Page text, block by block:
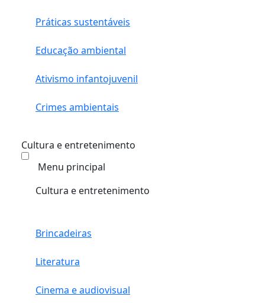
Práticas sustentáveis
Educação ambiental
Ativismo infantojuvenil
Crimes ambientais
Cultura e entretenimento
Menu principal
Cultura e entretenimento
Brincadeiras
Literatura
Cinema e audiovisual